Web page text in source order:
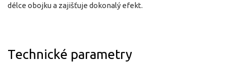
délce obojku a zajišťuje dokonalý efekt.
Technické parametry